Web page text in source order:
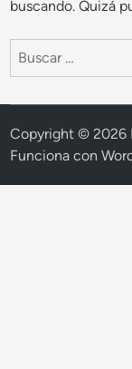
buscando. Quizá
Buscar:
Copyright © 2026
Funciona con